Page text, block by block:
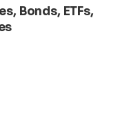
Bonds, ETFs,